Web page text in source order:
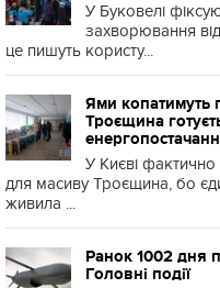
У Буковелі
захворювання
це пишуть користу...
Ями копатимуть
Троєщина
У Києві
для масиву Троєщина, бо
живила ...
Ранок 1002 дня
Головні події